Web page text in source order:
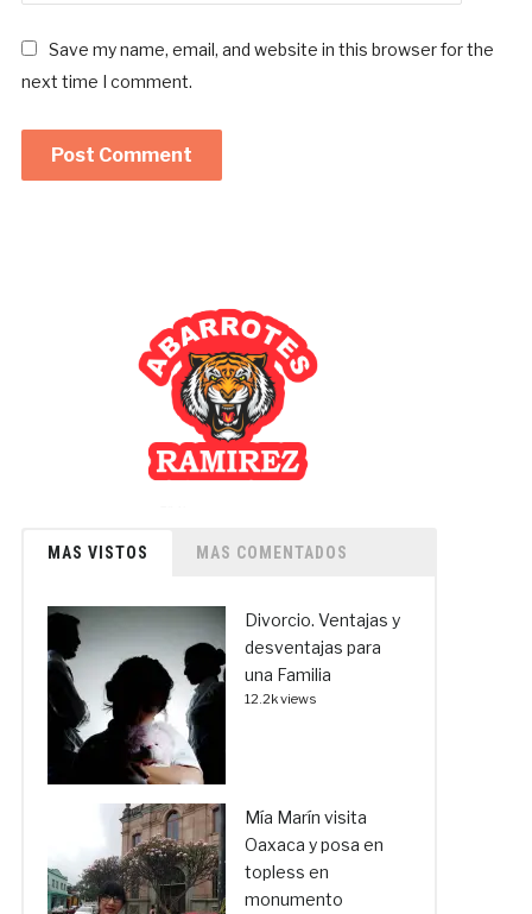
Save my name, email, and website in this browser for the
next time I comment.
MAS VISTOS MAS COMENTADOS
Divorcio. Ventajas y
desventajas para
una Familia
12.2k views
Mía Marín visita
Oaxaca y posa en
topless en
monumento